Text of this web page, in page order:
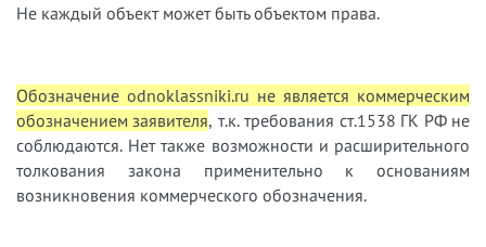
Не каждый объект может быть объектом права.
Обозначение odnoklassniki.ru не является коммерческим
обозначением заявителя, т.к. требования ст.1538 ГК РФ не
соблюдаются. Нет также возможности и расширительного
толкования закона применительно к основаниям
возникновения коммерческого обозначения.